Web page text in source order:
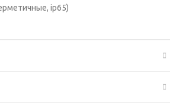
ip65)